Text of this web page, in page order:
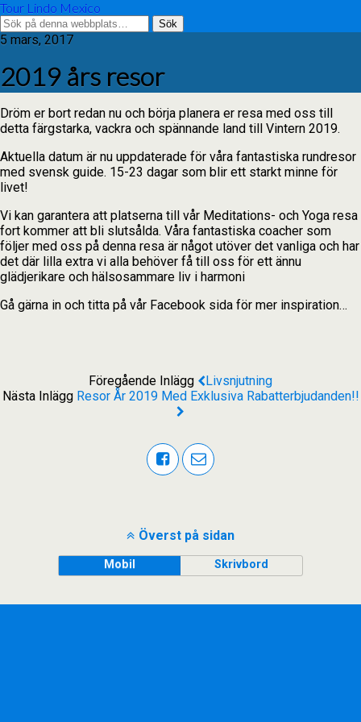
Tour Lindo Mexico
5 mars, 2017
2019 års resor
Dröm er bort redan nu och börja planera er resa med oss till
detta färgstarka, vackra och spännande land till Vintern 2019.
Aktuella datum är nu uppdaterade för våra fantastiska rundresor
med svensk guide. 15-23 dagar som blir ett starkt minne för
livet!
Vi kan garantera att platserna till vår Meditations- och Yoga resa
fort kommer att bli slutsålda. Våra fantastiska coacher som
följer med oss på denna resa är något utöver det vanliga och har
det där lilla extra vi alla behöver få till oss för ett ännu
glädjerikare och hälsosammare liv i harmoni
Gå gärna in och titta på vår Facebook sida för mer inspiration…
Föregående Inlägg
Livsnjutning
Nästa Inlägg Resor År 2019 Med Exklusiva Rabatterbjudanden!!
Överst på sidan
Mobil Skrivbord